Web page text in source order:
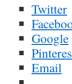
Twitter
Google
Email